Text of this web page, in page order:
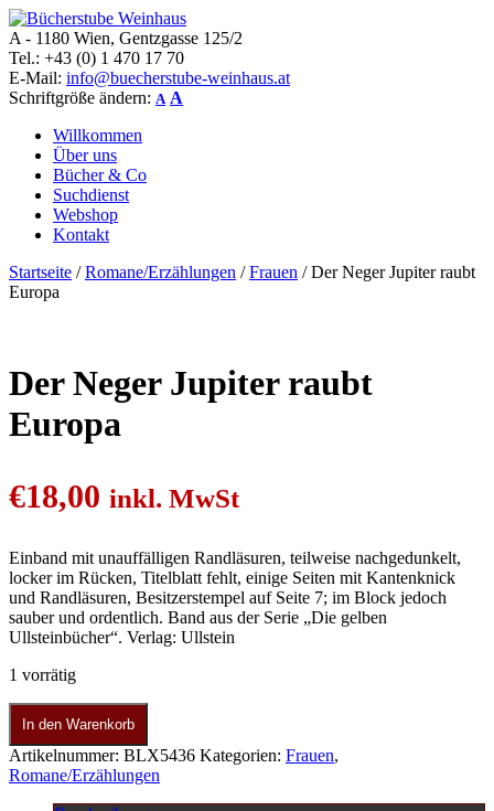
Bücherstube Weinhaus
Verkauf von seltenen antiquarischen und alten, teilweise noch
verlagsneuen Bücher.
A - 1180 Wien, Gentzgasse 125/2
Tel.: +43 (0) 1 470 17 70
E-Mail: info@buecherstube-weinhaus.at
Schriftgröße ändern: A A
Willkommen
Über uns
Bücher & Co
Suchdienst
Webshop
Kontakt
Startseite /Romane/Erzählungen /Frauen / Der Neger Jupiter raubt
Europa
Der Neger Jupiter raubt
Europa
€18,00 inkl. MwSt
Einband mit unauffälligen Randläsuren, teilweise nachgedunkelt,
locker im Rücken, Titelblatt fehlt, einige Seiten mit Kantenknick
und Randläsuren, Besitzerstempel auf Seite 7; im Block jedoch
sauber und ordentlich. Band aus der Serie „Die gelben
Ullsteinbücher“. Verlag: Ullstein
1 vorrätig
In den Warenkorb
Artikelnummer: BLX5436 Kategorien: Frauen,
Romane/Erzählungen